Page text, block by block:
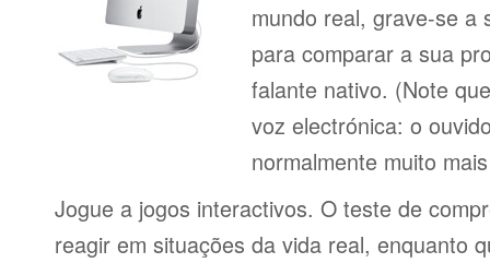
mundo real, grave-se a
para comparar a sua
falante nativo. (Note
voz electrónica: o
normalmente muito
Jogue a jogos interactivos. O teste de
reagir em situações da vida real, enquanto